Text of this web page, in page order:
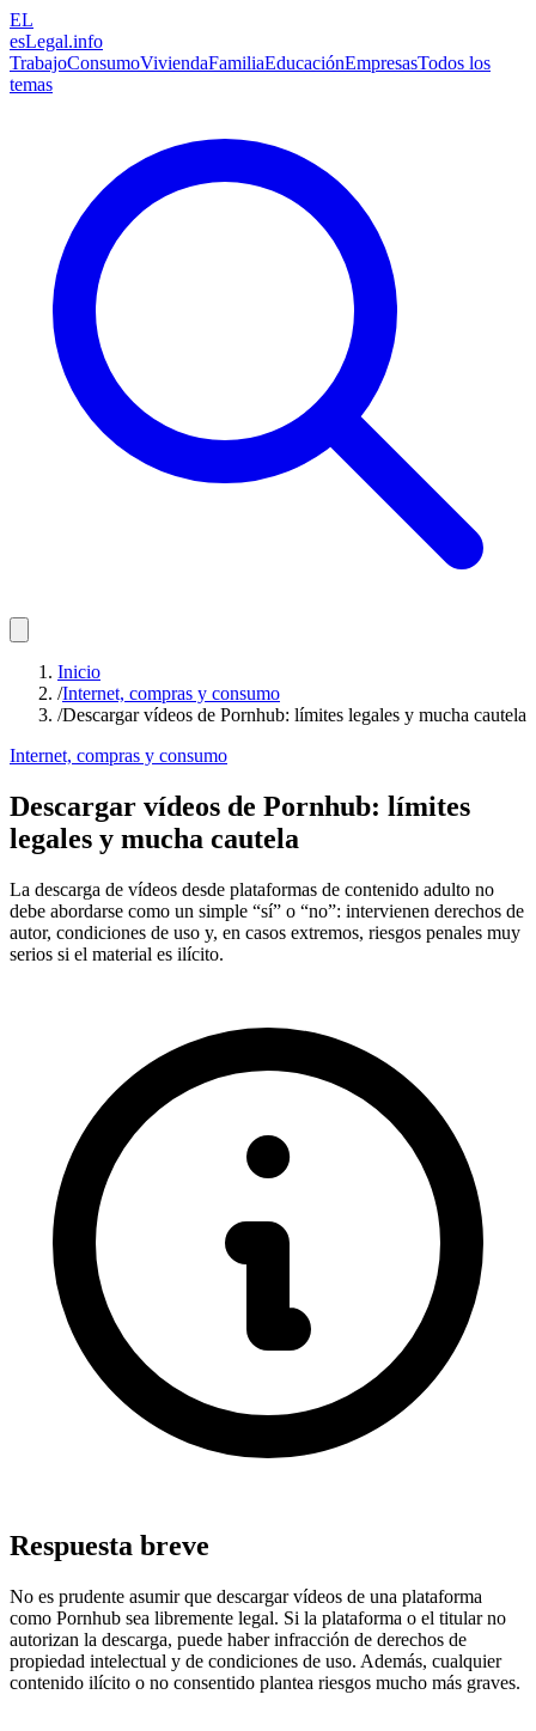
EL
esLegal.info
TrabajoConsumoViviendaFamiliaEducaciónEmpresasTodos los
temas
Inicio
/Internet, compras y consumo
/Descargar vídeos de Pornhub: límites legales y mucha cautela
Internet, compras y consumo
Descargar vídeos de Pornhub: límites
legales y mucha cautela
La descarga de vídeos desde plataformas de contenido adulto no
debe abordarse como un simple “sí” o “no”: intervienen derechos de
autor, condiciones de uso y, en casos extremos, riesgos penales muy
serios si el material es ilícito.
Respuesta breve
No es prudente asumir que descargar vídeos de una plataforma
como Pornhub sea libremente legal. Si la plataforma o el titular no
autorizan la descarga, puede haber infracción de derechos de
propiedad intelectual y de condiciones de uso. Además, cualquier
contenido ilícito o no consentido plantea riesgos mucho más graves.